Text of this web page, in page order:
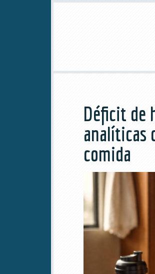
Déficit de
analíticas
comida